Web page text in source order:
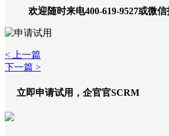
欢迎随时来电400-619-9527或微
< 上一篇
下一篇 >
立即申请试用，企官官SCRM